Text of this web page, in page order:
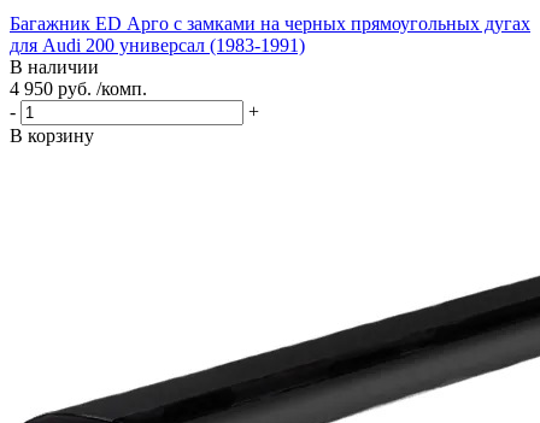
Багажник ED Арго с замками на черных прямоугольных дугах
для Audi 200 универсал (1983-1991)
В наличии
4 950 руб. /комп.
-
+
В корзину